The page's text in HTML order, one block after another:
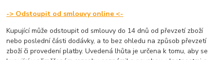
-> Odstoupit od smlouvy online <-
Kupující může odstoupit od smlouvy do 14 dnů od převzetí zboží
nebo poslední části dodávky, a to bez ohledu na způsob převzetí
zboží či provedení platby. Uvedená lhůta je určena k tomu, aby se